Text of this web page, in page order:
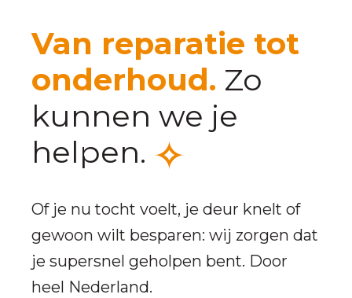
Van reparatie tot
onderhoud. Zo
kunnen we je
helpen.
Of je nu tocht voelt, je deur knelt of
gewoon wilt besparen: wij zorgen dat
je supersnel geholpen bent. Door
heel Nederland.